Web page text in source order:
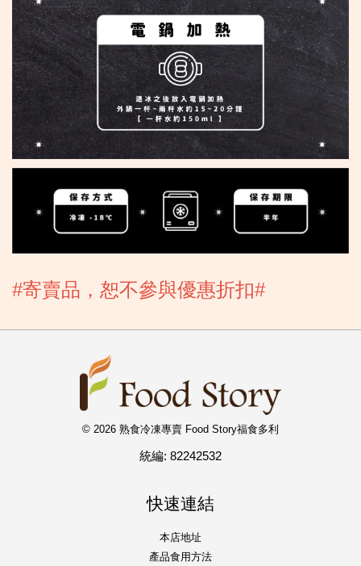
#寄賣品，恕不參與優惠折扣#
© 2026 熟食冷凍專賣 Food Story福食多利
統編: 82242532
快速連結
本店地址
產品食用方法